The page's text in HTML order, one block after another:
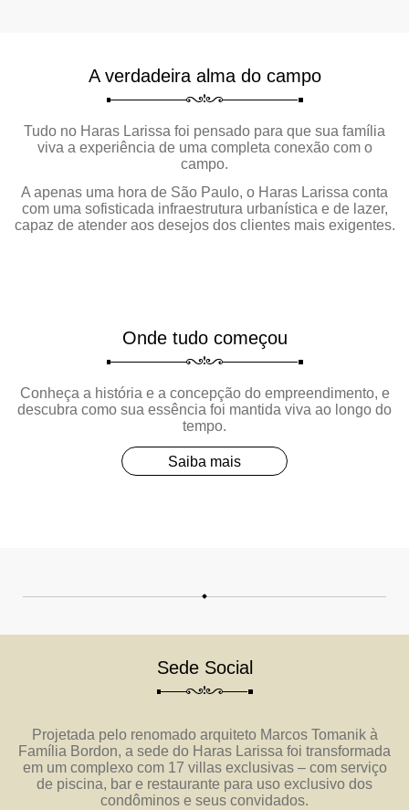
A verdadeira alma do campo
Tudo no Haras Larissa foi pensado para que sua família
viva a experiência de uma completa conexão com o
campo.
A apenas uma hora de São Paulo, o Haras Larissa conta
com uma sofisticada infraestrutura urbanística e de lazer,
capaz de atender aos desejos dos clientes mais exigentes.
Onde tudo começou
Conheça a história e a concepção do empreendimento, e
descubra como sua essência foi mantida viva ao longo do
tempo.
Saiba mais
Sede Social
Projetada pelo renomado arquiteto Marcos Tomanik à
Família Bordon, a sede do Haras Larissa foi transformada
em um complexo com 17 villas exclusivas – com serviço
de piscina, bar e restaurante para uso exclusivo dos
condôminos e seus convidados.